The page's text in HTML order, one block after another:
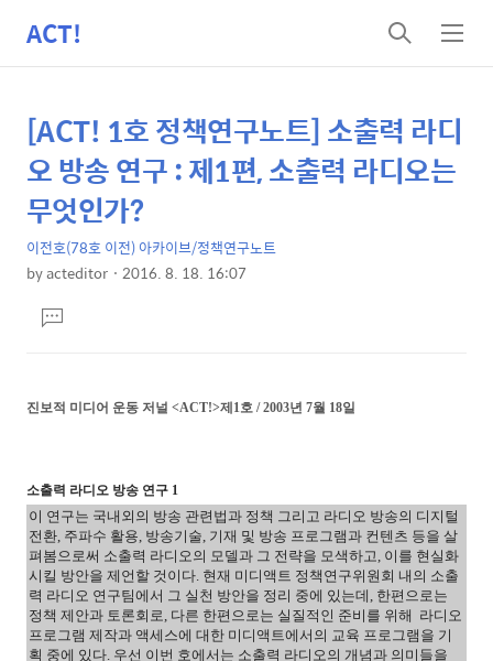
ACT!
검
색
메
뉴
상
세
컨
텐
츠
본
문
제
목
[ACT! 1호 정책연구노트] 소출력 라디
오 방송 연구 : 제1편, 소출력 라디오는
무엇인가?
이전호(78호 이전) 아카이브/정책연구노트
byacteditor 2016. 8. 18. 16:07
문댓
글
진보적 미디어 운동 저널 <ACT!>제1호 / 2003년 7월 18일
소출력 라디오 방송 연구 1
이 연구는 국내외의 방송 관련법과 정책 그리고 라디오 방송의 디지털
전환, 주파수 활용, 방송기술, 기재 및 방송 프로그램과 컨텐츠 등을 살
펴봄으로써 소출력 라디오의 모델과 그 전략을 모색하고, 이를 현실화
시킬 방안을 제언할 것이다. 현재 미디액트 정책연구위원회 내의 소출
력 라디오 연구팀에서 그 실천 방안을 정리 중에 있는데, 한편으로는
정책 제안과 토론회로, 다른 한편으로는 실질적인 준비를 위해 라디오
프로그램 제작과 액세스에 대한 미디액트에서의 교육 프로그램을 기
획 중에 있다. 우선 이번 호에서는 소출력 라디오의 개념과 의미들을